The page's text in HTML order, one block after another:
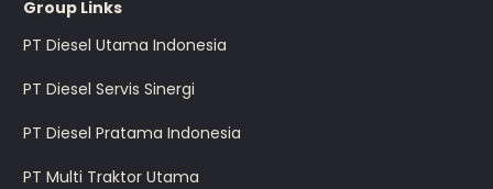
Group Links
PT Diesel Utama Indonesia
PT Diesel Servis Sinergi
PT Diesel Pratama Indonesia
PT Multi Traktor Utama